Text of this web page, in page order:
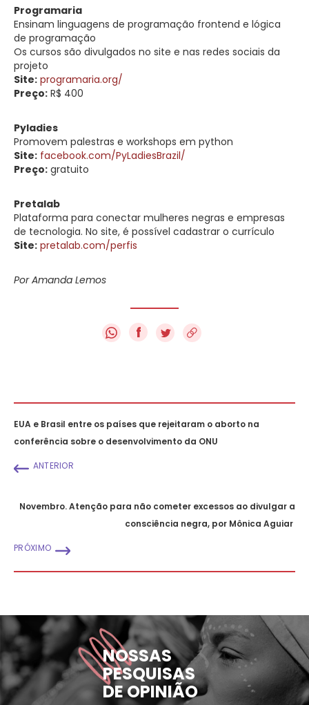
Programaria
Ensinam linguagens de programação frontend e lógica
de programação
Os cursos são divulgados no site e nas redes sociais da
projeto
Site: programaria.org/
Preço: R$ 400
Pyladies
Promovem palestras e workshops em python
Site: facebook.com/PyLadiesBrazil/
Preço: gratuito
Pretalab
Plataforma para conectar mulheres negras e empresas
de tecnologia. No site, é possível cadastrar o currículo
Site: pretalab.com/perfis
Por Amanda Lemos
f
EUA e Brasil entre os países que rejeitaram o aborto na
conferência sobre o desenvolvimento da ONU
ANTERIOR
Novembro. Atenção para não cometer excessos ao divulgar a
consciência negra, por Mônica Aguiar
PRÓXIMO
NOSSAS
PESQUISAS
DE OPINIÃO